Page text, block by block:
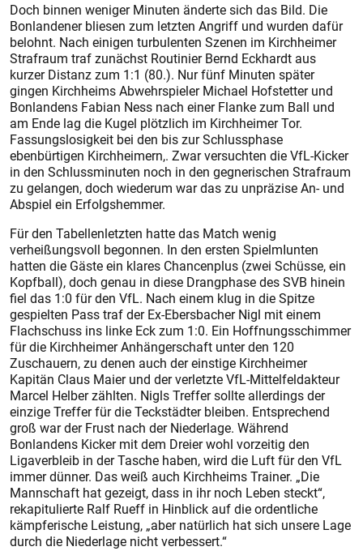
Doch binnen weniger Minuten änderte sich das Bild. Die
Bonlandener bliesen zum letzten Angriff und wurden dafür
belohnt. Nach einigen turbulenten Szenen im Kirchheimer
Strafraum traf zunächst Routinier Bernd Eckhardt aus
kurzer Distanz zum 1:1 (80.). Nur fünf Minuten später
gingen Kirchheims Abwehrspieler Michael Hofstetter und
Bonlandens Fabian Ness nach einer Flanke zum Ball und
am Ende lag die Kugel plötzlich im Kirchheimer Tor.
Fassungslosigkeit bei den bis zur Schlussphase
ebenbürtigen Kirchheimern,. Zwar versuchten die VfL-Kicker
in den Schlussminuten noch in den gegnerischen Strafraum
zu gelangen, doch wiederum war das zu unpräzise An- und
Abspiel ein Erfolgshemmer.
Für den Tabellenletzten hatte das Match wenig
verheißungsvoll begonnen. In den ersten SpielmIunten
hatten die Gäste ein klares Chancenplus (zwei Schüsse, ein
Kopfball), doch genau in diese Drangphase des SVB hinein
fiel das 1:0 für den VfL. Nach einem klug in die Spitze
gespielten Pass traf der Ex-Ebersbacher Nigl mit einem
Flachschuss ins linke Eck zum 1:0. Ein Hoffnungsschimmer
für die Kirchheimer Anhängerschaft unter den 120
Zuschauern, zu denen auch der einstige Kirchheimer
Kapitän Claus Maier und der verletzte VfL-Mittelfeldakteur
Marcel Helber zählten. Nigls Treffer sollte allerdings der
einzige Treffer für die Teckstädter bleiben. Entsprechend
groß war der Frust nach der Niederlage. Während
Bonlandens Kicker mit dem Dreier wohl vorzeitig den
Ligaverbleib in der Tasche haben, wird die Luft für den VfL
immer dünner. Das weiß auch Kirchheims Trainer. „Die
Mannschaft hat gezeigt, dass in ihr noch Leben steckt“,
rekapitulierte Ralf Rueff in Hinblick auf die ordentliche
kämpferische Leistung, „aber natürlich hat sich unsere Lage
durch die Niederlage nicht verbessert.“